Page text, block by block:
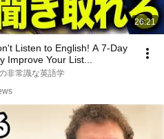
26:21
Listen to English! A 7-Day
Improve Your List...
非常識な英語学